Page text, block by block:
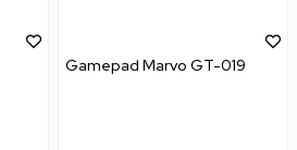
Gamepad Marvo GT-019